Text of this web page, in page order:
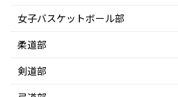
女子バスケットボール部
柔道部
剣道部